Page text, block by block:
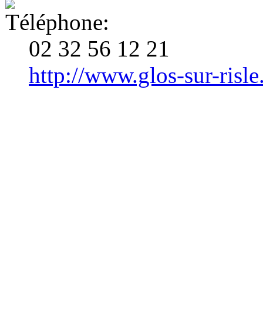
02 32 56 12 21
http://www.glos-sur-